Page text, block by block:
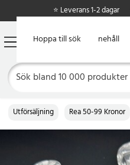
Hoppa till huvudinnehåll
Hoppa till sök
⭐ Leverans 1-2 dagar
Utförsäljning Rea 50-99 Kronor